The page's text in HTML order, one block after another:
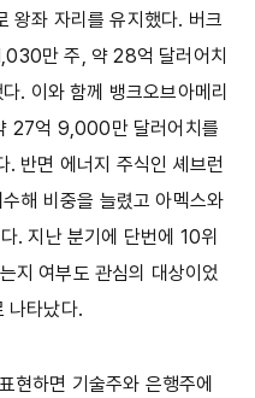
왕좌 자리를 유지했다. 버크
만 주, 약 28억 달러어치
. 이와 함께 뱅크오브아메리
27억 9,000만 달러어치를
반면 에너지 주식인 셰브런
해 비중을 늘렸고 아멕스와
. 지난 분기에 단번에 10위
지 여부도 관심의 대상이었
나타났다.
현하면 기술주와 은행주에